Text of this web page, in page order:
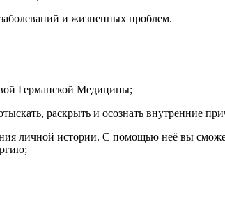
и жизненных проблем.
Германской Медицины;
раскрыть и осознать внутренние
личной истории. С помощью неё вы